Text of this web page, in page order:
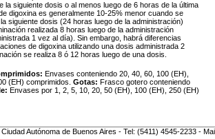
la siguiente dosis o al menos luego de 6 horas de la última
digoxina es generalmente 10-25% menor cuando se
siguiente dosis (24 horas luego de la administración)
realizada 8 horas luego de la administración
1 vez al día). Sin embargo, habrá diferencias
de digoxina utilizando una dosis administrada 2
se realiza 8 ó 12 horas luego de una dosis.
Envases conteniendo 20, 40, 60, 100 (EH),
(EH) comprimidos. Gotas: Frasco gotero conteniendo
Envases por 1, 2, 5, 10, 20, 50 (EH), 100 (EH), 250 (EH)
Autónoma de Buenos Aires - Tel: (5411) 4545-2233 -